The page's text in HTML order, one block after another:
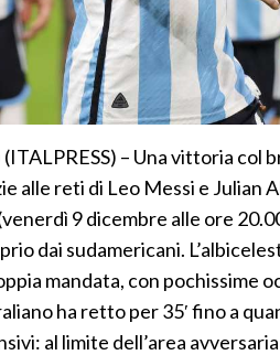
– Una vittoria col
alle reti di Leo Messi e Julian
9 dicembre alle ore
dai sudamericani.
mandata, con pochissime
ha retto per 35′ fino a
al limite dell’area